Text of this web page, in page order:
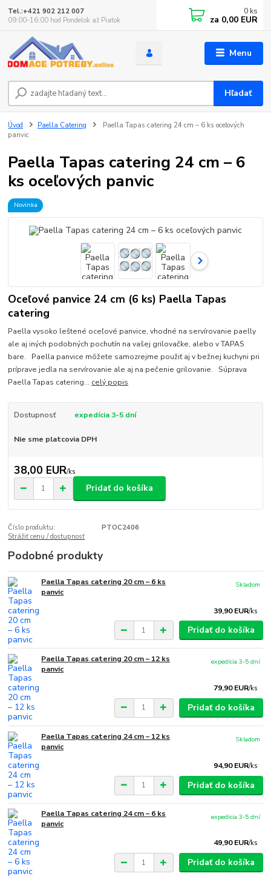
Menu
Hľadať
Tel.:+421 902 212 007
09:00-16:00 hod Pondelok až Piatok
0 ks
za 0,00 EUR
Úvod Paella Catering
Paella Tapas catering 24 cm – 6 ks oceľových
panvic
Paella Tapas catering 24 cm – 6
ks oceľových panvic
Novinka
Oceľové panvice 24 cm (6 ks) Paella Tapas
catering
Paella vysoko leštené oceľové panvice, vhodné na servírovanie paelly
ale aj iných podobných pochutín na vašej grilovačke, alebo v TAPAS
bare. Paella panvice môžete samozrejme použiť aj v bežnej kuchyni pri
príprave jedla na servírovanie ale aj na pečenie grilovanie. Súprava
Paella Tapas catering... celý popis
Dostupnosť expedícia 3-5 dní
Nie sme platcovia DPH
38,00 EUR/ks
Pridať do košíka
Číslo produktu:
PTOC2406
Strážiť cenu / dostupnosť
Podobné produkty
Paella Tapas catering 20 cm – 6 ks
panvic
39,90 EUR/ks
Skladom
Pridať do košíka
Paella Tapas catering 20 cm – 12 ks
panvic
79,90 EUR/ks
expedícia 3-5 dní
Pridať do košíka
Paella Tapas catering 24 cm – 12 ks
panvic
94,90 EUR/ks
Skladom
Pridať do košíka
Paella Tapas catering 24 cm – 6 ks
panvic
49,90 EUR/ks
expedícia 3-5 dní
Pridať do košíka